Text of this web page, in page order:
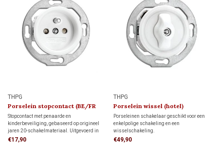
THPG
Porselein stopcontact (BE/FR
kindveilig) 1920
Stopcontact met penaarde en
kinderbeveiliging, gebaseerd op origineel
jaren 20-schakelmateriaal. Uitgevoerd in
crème wit en geschikt voor standaard
€17,90
THPG
Porselein wissel (hotel)
schakelaar 1920
Porseleinen schakelaar geschikt voor een
enkelpolige schakeling en een
wisselschakeling.
Enkelpolige schakeling: bedient de
€49,90